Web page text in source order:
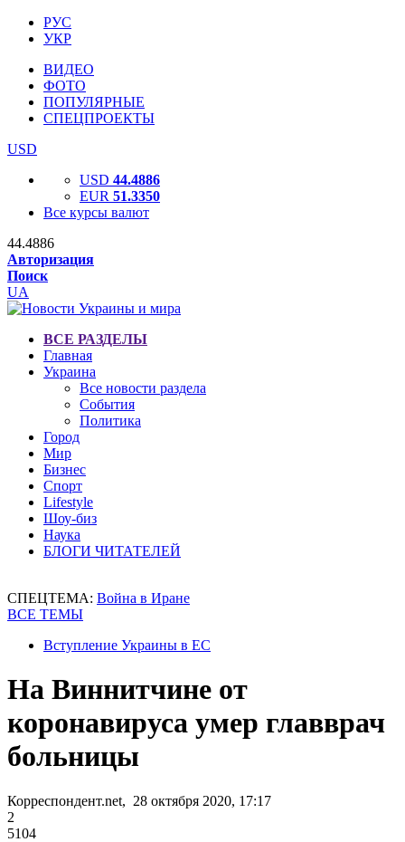
РУС
УКР
ВИДЕО
ФОТО
ПОПУЛЯРНЫЕ
СПЕЦПРОЕКТЫ
USD
USD 44.4886
EUR 51.3350
Все курсы валют
44.4886
Авторизация
Поиск
UA
ВСЕ РАЗДЕЛЫ
Главная
Украина
Все новости раздела
События
Политика
Город
Мир
Бизнес
Спорт
Lifestyle
Шоу-биз
Наука
БЛОГИ ЧИТАТЕЛЕЙ
СПЕЦТЕМА: Война в Иране
ВСЕ ТЕМЫ
Вступление Украины в ЕС
На Виннитчине от
коронавируса умер главврач
больницы
Корреспондент.net, 28 октября 2020, 17:17
2
5104